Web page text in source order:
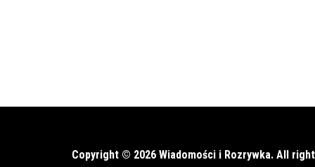
Copyright © 2026 Wiadomości i Rozrywka. All